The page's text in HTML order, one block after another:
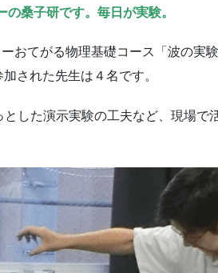
桑子研です。毎日が実験。
おてがる物理基礎コース「波の実
された先生は４名です。
した演示実験の工夫など、現場で